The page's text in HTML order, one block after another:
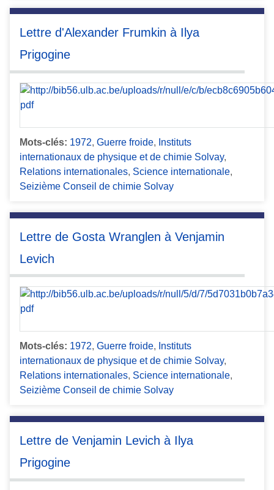
Lettre d'Alexander Frumkin à Ilya
Prigogine
Mots-clés: 1972, Guerre froide, Instituts
internationaux de physique et de chimie Solvay,
Relations internationales, Science internationale,
Seizième Conseil de chimie Solvay
Lettre de Gosta Wranglen à Venjamin
Levich
Mots-clés: 1972, Guerre froide, Instituts
internationaux de physique et de chimie Solvay,
Relations internationales, Science internationale,
Seizième Conseil de chimie Solvay
Lettre de Venjamin Levich à Ilya
Prigogine